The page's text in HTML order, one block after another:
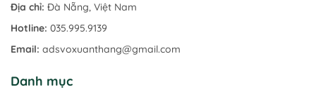
Địa chỉ: Đà Nẵng, Việt Nam
Hotline: 035.995.9139
Email: adsvoxuanthang@gmail.com
Danh mục